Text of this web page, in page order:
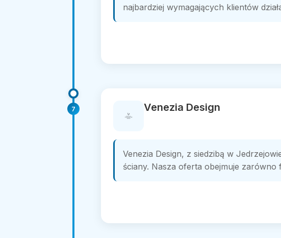
najbardziej wymagających klientów
7 Venezia Design
Venezia Design, z siedzibą w
ściany. Nasza oferta obejmuje zarówno